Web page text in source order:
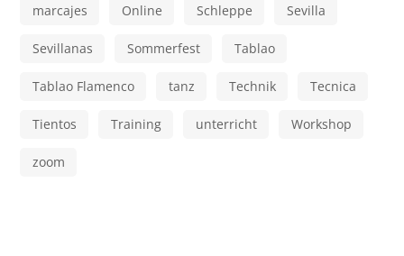
marcajes Online Schleppe Sevilla
Sevillanas Sommerfest Tablao
Tablao Flamenco tanz Technik Tecnica
Tientos Training unterricht Workshop
zoom